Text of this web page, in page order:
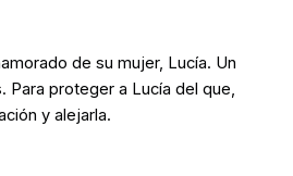
de su mujer, Lucía. Un
Para proteger a Lucía del que,
y alejarla.